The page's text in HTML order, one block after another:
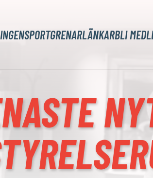
SPORTGRENARLÄNKARBLI